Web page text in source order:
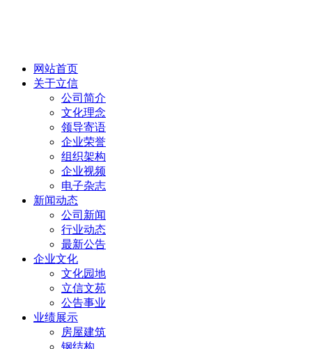
网站首页
关于立信
公司简介
文化理念
领导寄语
企业荣誉
组织架构
企业视频
电子杂志
新闻动态
公司新闻
行业动态
最新公告
企业文化
文化园地
立信文苑
公告事业
业绩展示
房屋建筑
钢结构